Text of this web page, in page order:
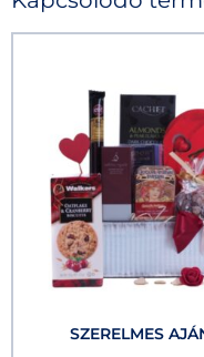
SZERELMES